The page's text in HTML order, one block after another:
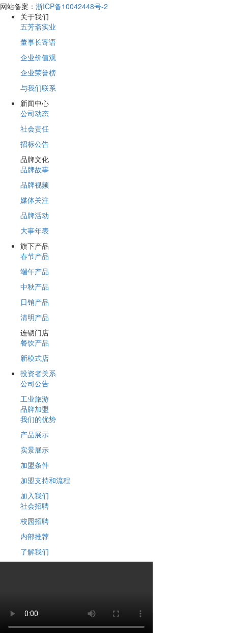
网站备案： 浙ICP备10042448号-2
关于我们
五芳斋实业
董事长寄语
企业价值观
企业荣誉榜
与我们联系
新闻中心
公司动态
社会责任
招标公告
品牌文化
品牌故事
品牌视频
媒体关注
品牌活动
大事年表
旗下产品
春节产品
端午产品
中秋产品
日销产品
清明产品
连锁门店
餐饮产品
新模式店
投资者关系
公司公告
工业旅游
品牌加盟
我们的优势
产品展示
实景展示
加盟条件
加盟支持和流程
加入我们
社会招聘
校园招聘
内部推荐
了解我们